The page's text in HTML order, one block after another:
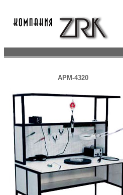
АРМ-4320